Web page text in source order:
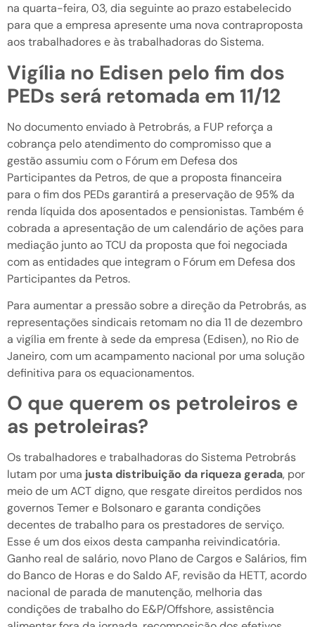
na quarta-feira, 03, dia seguinte ao prazo estabelecido
para que a empresa apresente uma nova contraproposta
aos trabalhadores e às trabalhadoras do Sistema.
Vigília no Edisen pelo fim dos
PEDs será retomada em 11/12
No documento enviado à Petrobrás, a FUP reforça a
cobrança pelo atendimento do compromisso que a
gestão assumiu com o Fórum em Defesa dos
Participantes da Petros, de que a proposta financeira
para o fim dos PEDs garantirá a preservação de 95% da
renda líquida dos aposentados e pensionistas. ⁠Também é
cobrada a apresentação de um calendário de ações para
mediação junto ao TCU da proposta que foi negociada
com as entidades que integram o Fórum em Defesa dos
Participantes da Petros.
Para aumentar a pressão sobre a direção da Petrobrás, as
representações sindicais retomam no dia 11 de dezembro
a vigília em frente à sede da empresa (Edisen), no Rio de
Janeiro, com um acampamento nacional por uma solução
definitiva para os equacionamentos.
O que querem os petroleiros e
as petroleiras?
Os trabalhadores e trabalhadoras do Sistema Petrobrás
lutam por uma justa distribuição da riqueza gerada, por
meio de um ACT digno, que resgate direitos perdidos nos
governos Temer e Bolsonaro e garanta condições
decentes de trabalho para os prestadores de serviço.
Esse é um dos eixos desta campanha reivindicatória.
Ganho real de salário, novo Plano de Cargos e Salários, fim
do Banco de Horas e do Saldo AF, revisão da HETT, acordo
nacional de parada de manutenção, melhoria das
condições de trabalho do E&P/Offshore, assistência